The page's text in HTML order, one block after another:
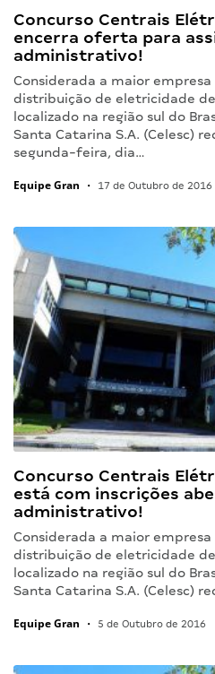
Concurso Centrais
encerra oferta para
administrativo!
Considerada a maior
distribuição de eletricidade
localizado na região sul do
Santa Catarina S.A. (Celesc)
segunda-feira, dia…
Equipe Gran • 17 de Outubro de 2016
Concurso Centrais
está com inscrições
administrativo!
Considerada a maior
distribuição de eletricidade
localizado na região sul do
Santa Catarina S.A. (Celesc)
Equipe Gran • 5 de Outubro de 2016